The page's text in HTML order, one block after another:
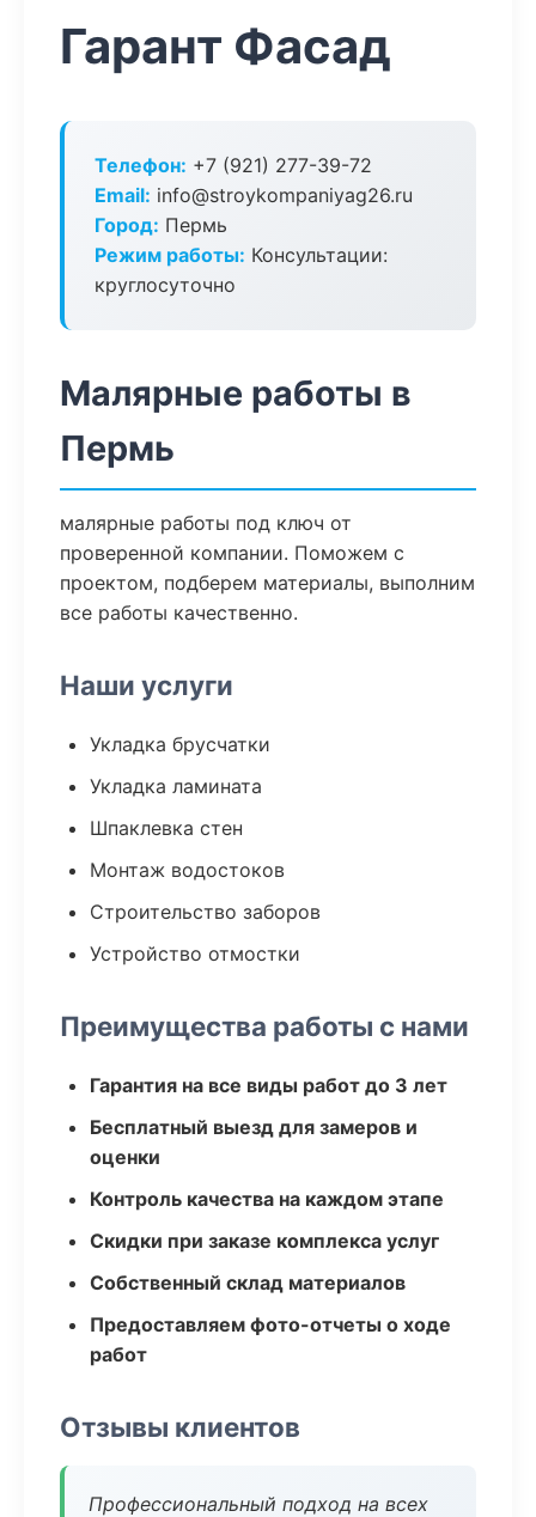
Гарант Фасад
Телефон: +7 (921) 277-39-72
Email: info@stroykompaniyag26.ru
Город: Пермь
Режим работы: Консультации:
круглосуточно
Малярные работы в
Пермь
малярные работы под ключ от
проверенной компании. Поможем с
проектом, подберем материалы, выполним
все работы качественно.
Наши услуги
Укладка брусчатки
Укладка ламината
Шпаклевка стен
Монтаж водостоков
Строительство заборов
Устройство отмостки
Преимущества работы с нами
Гарантия на все виды работ до 3 лет
Бесплатный выезд для замеров и
оценки
Контроль качества на каждом этапе
Скидки при заказе комплекса услуг
Собственный склад материалов
Предоставляем фото-отчеты о ходе
работ
Отзывы клиентов
Профессиональный подход на всех